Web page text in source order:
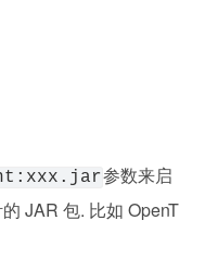
参数来启
JAR 包. 比如 OpenT